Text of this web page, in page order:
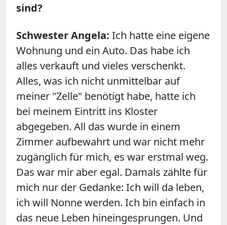
sind?
Schwester Angela: Ich hatte eine eigene
Wohnung und ein Auto. Das habe ich
alles verkauft und vieles verschenkt.
Alles, was ich nicht unmittelbar auf
meiner "Zelle" benötigt habe, hatte ich
bei meinem Eintritt ins Kloster
abgegeben. All das wurde in einem
Zimmer aufbewahrt und war nicht mehr
zugänglich für mich, es war erstmal weg.
Das war mir aber egal. Damals zählte für
mich nur der Gedanke: Ich will da leben,
ich will Nonne werden. Ich bin einfach in
das neue Leben hineingesprungen. Und